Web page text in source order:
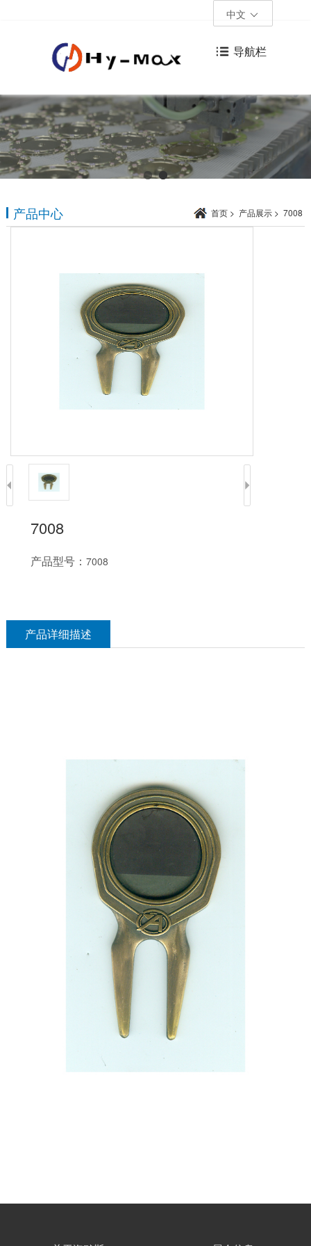
中文
导航栏
产品中心 首页 > 产品展示 > 7008
7008
产品型号：7008
产品详细描述